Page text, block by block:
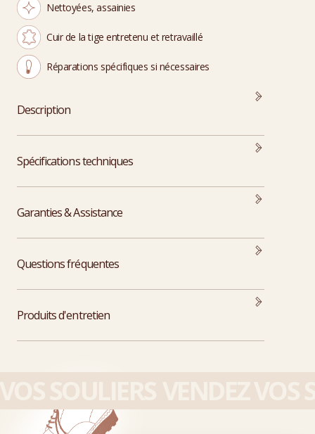
Nettoyées, assainies
Cuir de la tige entretenu et retravaillé
Réparations spécifiques si nécessaires
Description
Spécifications techniques
Garanties & Assistance
Questions fréquentes
Produits d'entretien